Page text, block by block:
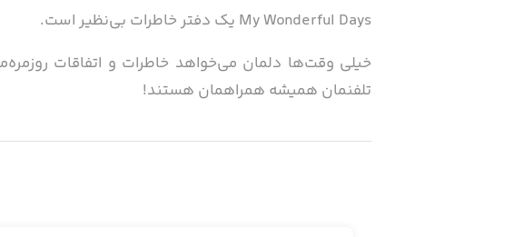
My Wonderful Days یک دفتر خاطرات بی‌نظیر است.
خیلی وقت‌ها دلمان می‌خواهد خاطرات و اتفاقات
تلفنمان همیشه همراهمان هستند!